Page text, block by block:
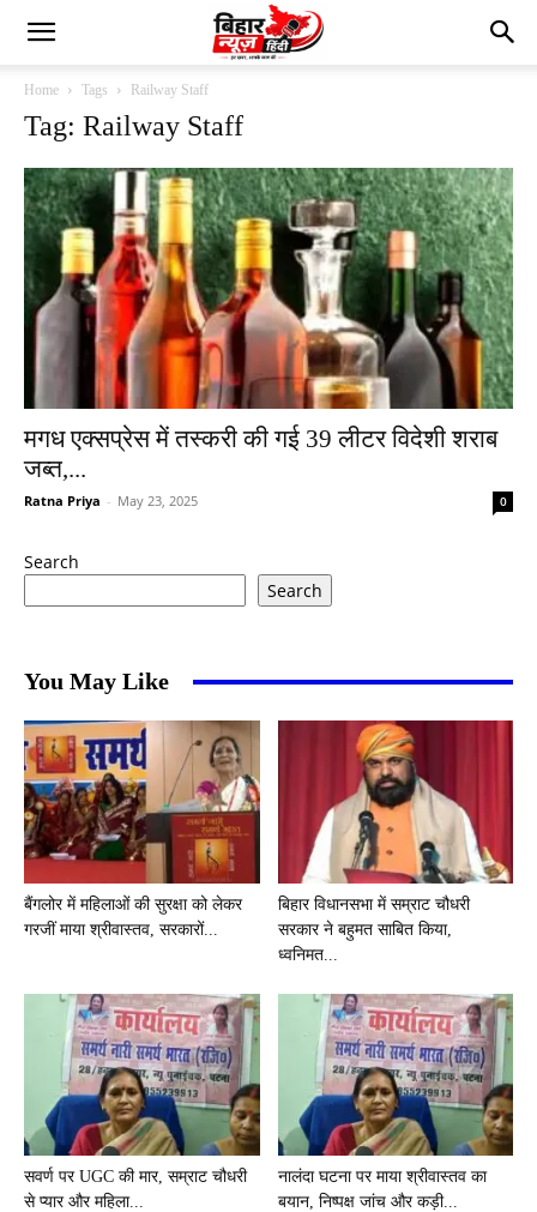
Home Tags Railway Staff
Tag: Railway Staff
मगध एक्सप्रेस में तस्करी की गई 39 लीटर विदेशी शराब
जब्त,...
Ratna Priya - May 23, 2025 0
Search
Search
You May Like
बैंगलोर में महिलाओं की सुरक्षा को लेकर
गरजीं माया श्रीवास्तव, सरकारों...
बिहार विधानसभा में सम्राट चौधरी
सरकार ने बहुमत साबित किया,
ध्वनिमत...
सवर्ण पर UGC की मार, सम्राट चौधरी
से प्यार और महिला...
नालंदा घटना पर माया श्रीवास्तव का
बयान, निष्पक्ष जांच और कड़ी...